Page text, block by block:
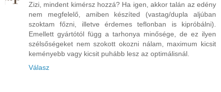
Zizi, mindent kimérsz hozzá? Ha igen, akkor talán az edény
nem megfelelő, amiben készíted (vastag/dupla aljúban
szoktam főzni, illetve érdemes teflonban is kipróbálni).
Emellett gyártótól függ a tarhonya minősége, de ez ilyen
szélsőségeket nem szokott okozni nálam, maximum kicsit
keményebb vagy kicsit puhább lesz az optimálisnál.
Válasz